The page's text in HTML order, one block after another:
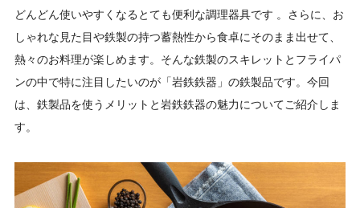
どんどん使いやすくなるとても便利な調理器具です 。さらに、お
しゃれな見た目や鉄製の持つ蓄熱性から食卓にそのまま出せて、
熱々のお料理が楽しめます。そんな鉄製のスキレットとフライパ
ンの中で特に注目したいのが「岩鉄鉄器」の鉄製品です。今回
は、鉄製品を使うメリットと岩鉄鉄器の魅力についてご紹介しま
す。